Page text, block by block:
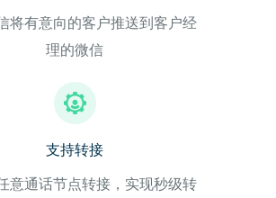
将有意向的客户推送到客户经
理的微信
支持转接
意通话节点转接，实现秒级转